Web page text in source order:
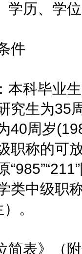
历、学位
件
科毕业生
究生为35
40周岁
职称的可
类中级职
。
表》（附